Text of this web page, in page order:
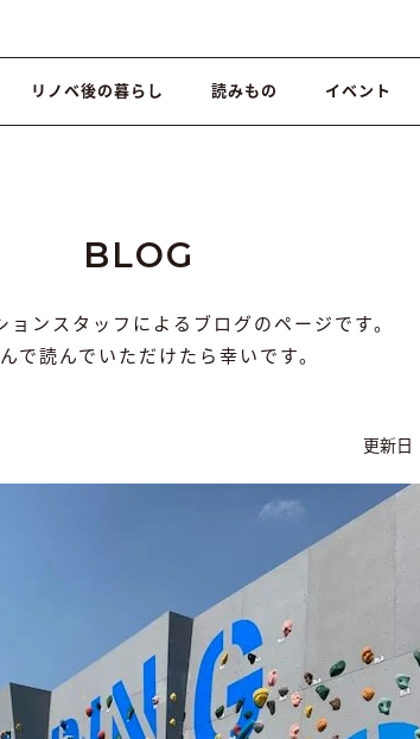
リノベ後の暮らし 読みもの イベント
BLOG
ョンスタッフによるブログのページです。
で読んでいただけたら幸いです。
更新日